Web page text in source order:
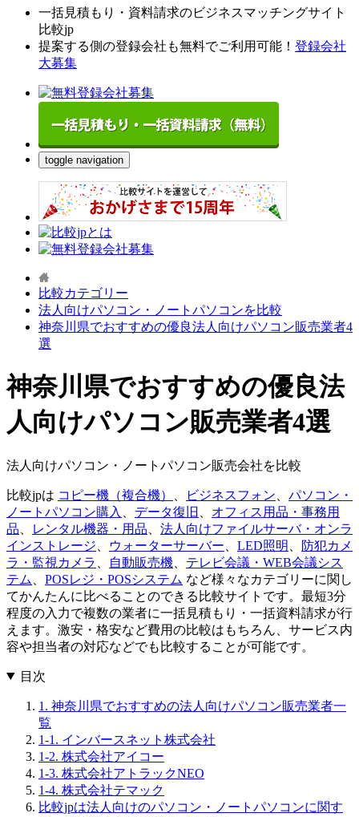
一括見積もり・資料請求のビジネスマッチングサイト
比較jp
提案する側の登録会社も無料でご利用可能！ 登録会社
大募集
toggle navigation
比較カテゴリー
法人向けパソコン・ノートパソコンを比較
神奈川県でおすすめの優良法人向けパソコン販売業者4
選
神奈川県でおすすめの優良法
人向けパソコン販売業者4選
法人向けパソコン・ノートパソコン販売会社を比較
比較jpは コピー機（複合機） ビジネスフォン
パソコン・
ノートパソコン購入
データ復旧
オフィス用品・事務用
品
レンタル機器・用品
法人向けファイルサーバ・オンラ
インストレージ
ウォーターサーバー LED照明
防犯カメ
ラ・監視カメラ
自動販売機
テレビ会議・WEB会議シス
テム
POSレジ・POSシステム など様々なカテゴリーに関し
てかんたんに比べることのできる比較サイトです。最短3分
程度の入力で複数の業者に一括見積もり・一括資料請求が行
えます。激安・格安など費用の比較はもちろん、サービス内
容や担当者の対応などでも比較することが可能です。
目次
1. 神奈川県でおすすめの法人向けパソコン販売業者一
覧
1-1. インバースネット株式会社
1-2. 株式会社アイコー
1-3. 株式会社アトラックNEO
1-4. 株式会社テマック
比較jpは法人向けのパソコン・ノートパソコンに関す